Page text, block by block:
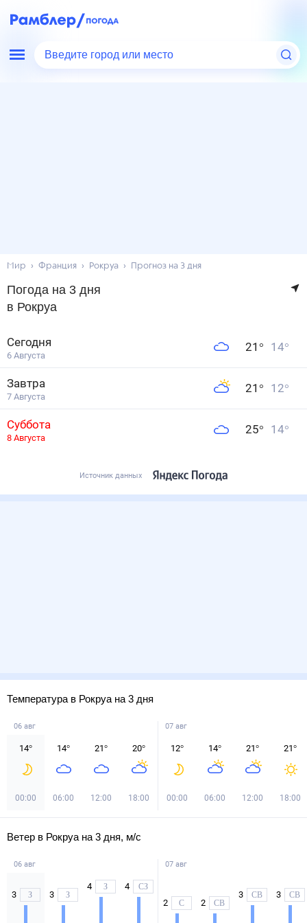
Введите город или место
Мир Франция Рокруа Прогноз на 3 дня
Погода на 3 дня
в Рокруа
Сегодня
6 Августа
21 ° 14°
Завтра
7 Августа
21 ° 12°
Суббота
8 Августа
25° 14°
Источник данных
Температура в Рокруа на 3 дня
06 авг
14°
00:00
14°
06:00
21°
12:00
20°
18:00
07 авг
12°
00:00
14°
06:00
21°
12:00
21°
18:00
Ветер в Рокруа на 3 дня, м/с
06 авг
3 З 3 З
4 З 4 СЗ
07 авг
2 С 2 СВ
3 СВ 3 СВ